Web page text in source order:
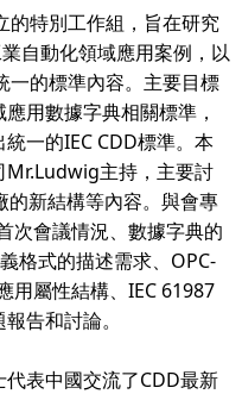
特別工作組，旨在研究
自動化領域應用案例，以
一的標準內容。主要目標
用數據字典相關標準，
一的IEC CDD標準。本
Mr.Ludwig主持，主要討
的新結構等內容。與會專
次會議情況、數據字典的
格式的描述需求、OPC-
用屬性結構、IEC 61987
告和討論。
表中國交流了CDD最新